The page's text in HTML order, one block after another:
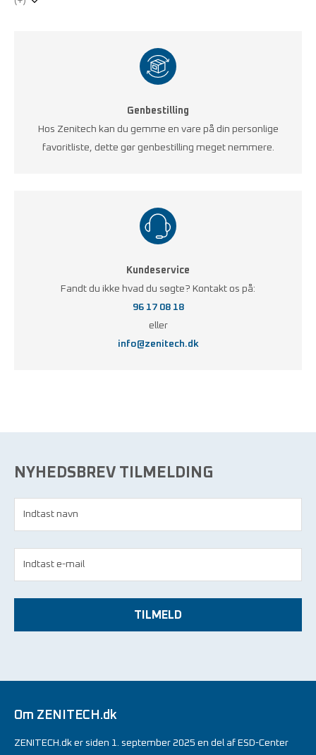
Genbestilling
Hos Zenitech kan du gemme en vare på din personlige
favoritliste, dette gør genbestilling meget nemmere.
Kundeservice
Fandt du ikke hvad du søgte? Kontakt os på:
96 17 08 18
eller
info@zenitech.dk
NYHEDSBREV TILMELDING
TILMELD
Om ZENITECH.dk
ZENITECH.dk er siden 1. september 2025 en del af ESD-Center